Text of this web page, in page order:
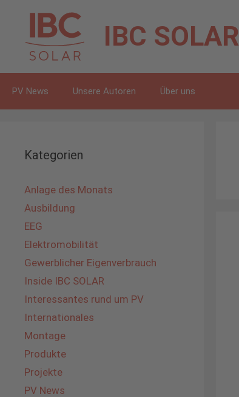
springen
IBC SOLAR
PV News Unsere Autoren Über uns
Kategorien
Anlage des Monats
Ausbildung
EEG
Elektromobilität
Gewerblicher Eigenverbrauch
Inside IBC SOLAR
Interessantes rund um PV
Internationales
Montage
Produkte
Projekte
PV News